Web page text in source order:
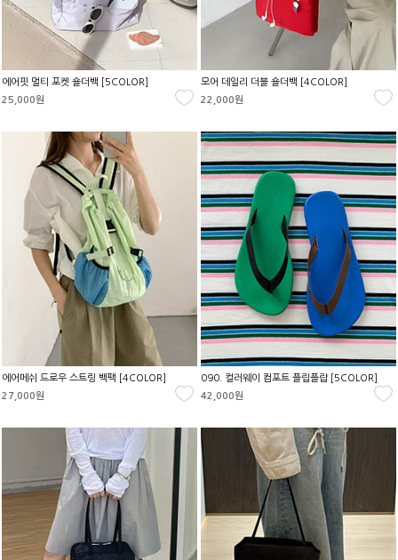
에어핏 멀티 포켓 숄더백 [5COLOR]
25,000원
모어 데일리 더블 숄더백 [4COLOR]
22,000원
에어메쉬 드로우 스트링 백팩 [4COLOR]
27,000원
090. 컬러웨이 컴포트 플립플랍 [5COLOR]
42,000원